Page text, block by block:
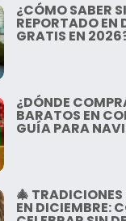
¿CÓMO SABER
REPORTADO
GRATIS EN
¿DÓNDE
BARATOS EN
GUÍA PARA
🎄
EN DICIEMBRE: